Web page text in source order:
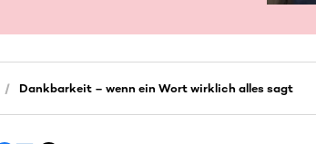
Dankbarkeit – wenn ein Wort wirklich alles sagt